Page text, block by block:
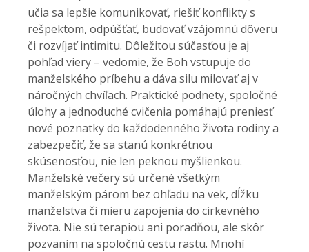
učia sa lepšie komunikovať, riešiť konflikty s
rešpektom, odpúšťať, budovať vzájomnú dôveru
či rozvíjať intimitu. Dôležitou súčasťou je aj
pohľad viery – vedomie, že Boh vstupuje do
manželského príbehu a dáva silu milovať aj v
náročných chvíľach. Praktické podnety, spoločné
úlohy a jednoduché cvičenia pomáhajú preniesť
nové poznatky do každodenného života rodiny a
zabezpečiť, že sa stanú konkrétnou
skúsenosťou, nie len peknou myšlienkou.
Manželské večery sú určené všetkým
manželským párom bez ohľadu na vek, dĺžku
manželstva či mieru zapojenia do cirkevného
života. Nie sú terapiou ani poradňou, ale skôr
pozvaním na spoločnú cestu rastu. Mnohí